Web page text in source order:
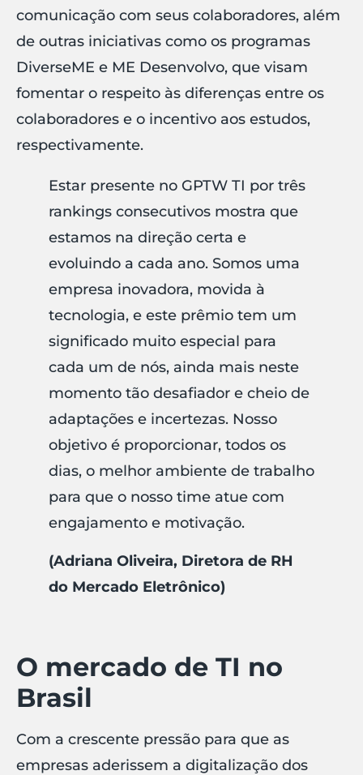
comunicação com seus colaboradores, além
de outras iniciativas como os programas
DiverseME e ME Desenvolvo, que visam
fomentar o respeito às diferenças entre os
colaboradores e o incentivo aos estudos,
respectivamente.
Estar presente no GPTW TI por três
rankings consecutivos mostra que
estamos na direção certa e
evoluindo a cada ano. Somos uma
empresa inovadora, movida à
tecnologia, e este prêmio tem um
significado muito especial para
cada um de nós, ainda mais neste
momento tão desafiador e cheio de
adaptações e incertezas. Nosso
objetivo é proporcionar, todos os
dias, o melhor ambiente de trabalho
para que o nosso time atue com
engajamento e motivação.
(Adriana Oliveira, Diretora de RH
do Mercado Eletrônico)
O mercado de TI no
Brasil
Com a crescente pressão para que as
empresas aderissem a digitalização dos